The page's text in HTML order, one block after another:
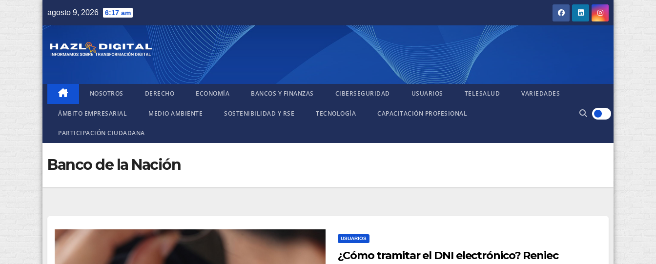
agosto 9, 2026 6:17 am
NOSOTROS DERECHO ECONOMÍA BANCOS Y FINANZAS CIBERSEGURIDAD USUARIOS TELESALUD VARIEDADES
ÁMBITO EMPRESARIAL MEDIO AMBIENTE SOSTENIBILIDAD Y RSE TECNOLOGÍA CAPACITACIÓN PROFESIONAL
PARTICIPACIÓN CIUDADANA
Banco de la Nación
USUARIOS
¿Cómo tramitar el DNI electrónico? Reniec